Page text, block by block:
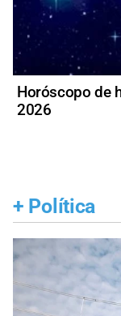
Horóscopo de
2026
+ Política